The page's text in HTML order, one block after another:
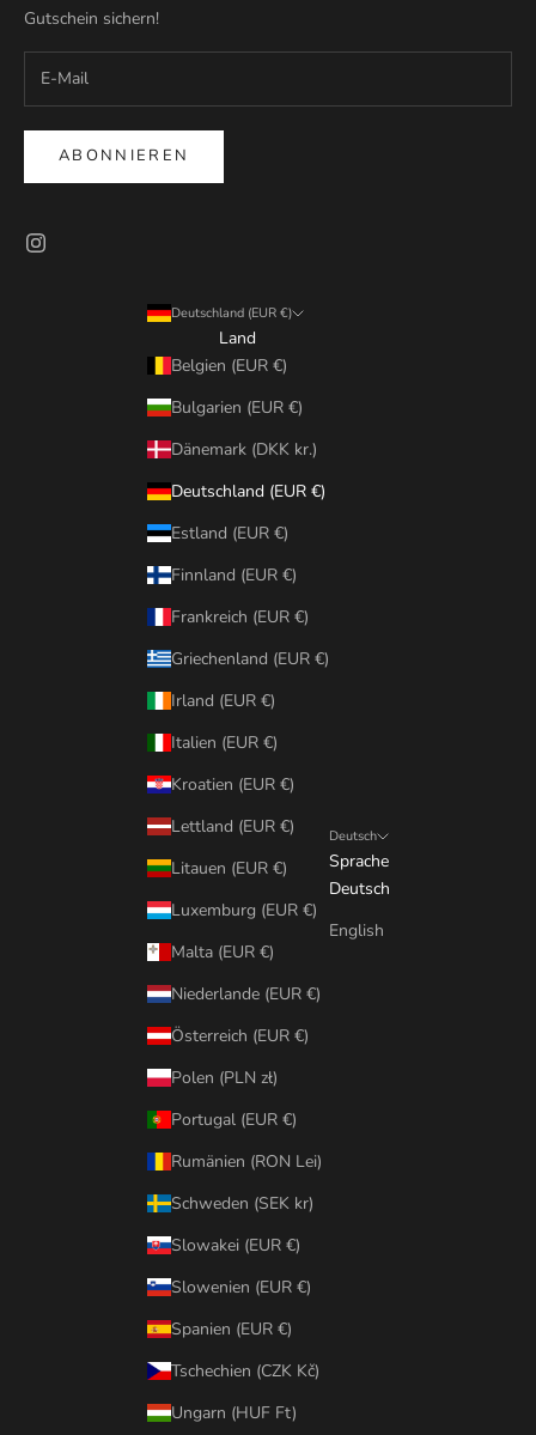
Gutschein sichern!
ABONNIEREN
Deutschland (EUR €)
Land
Belgien (EUR €)
Bulgarien (EUR €)
Dänemark (DKK kr.)
Deutschland (EUR €)
Estland (EUR €)
Finnland (EUR €)
Frankreich (EUR €)
Griechenland (EUR €)
Irland (EUR €)
Italien (EUR €)
Kroatien (EUR €)
Lettland (EUR €)
Litauen (EUR €)
Luxemburg (EUR €)
Malta (EUR €)
Niederlande (EUR €)
Österreich (EUR €)
Polen (PLN zł)
Portugal (EUR €)
Rumänien (RON Lei)
Schweden (SEK kr)
Slowakei (EUR €)
Slowenien (EUR €)
Spanien (EUR €)
Tschechien (CZK Kč)
Ungarn (HUF Ft)
Deutsch
Sprache
Deutsch
English